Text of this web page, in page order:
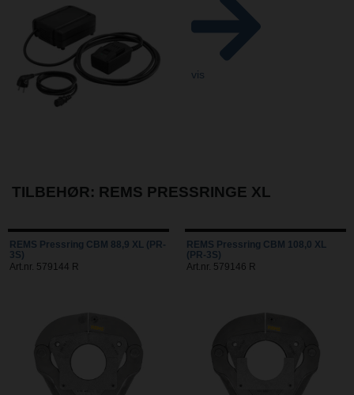
vis
TILBEHØR: REMS PRESSRINGE XL
REMS Pressring CBM 88,9 XL (PR-
3S)
Art.nr. 579144 R
REMS Pressring CBM 108,0 XL
(PR-3S)
Art.nr. 579146 R